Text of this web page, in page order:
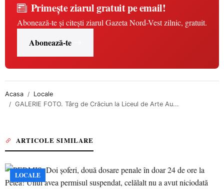
Primește ziarul gratuit pe email!
Abonează-te și citești ziarul Gazeta Nord-Vest zilnic, gratuit.
Abonează-te
Acasa
Locale
GALERIE FOTO. Târg de Crăciun la Liceul de Arte Au...
ARTICOLE SIMILARE
LOCALE